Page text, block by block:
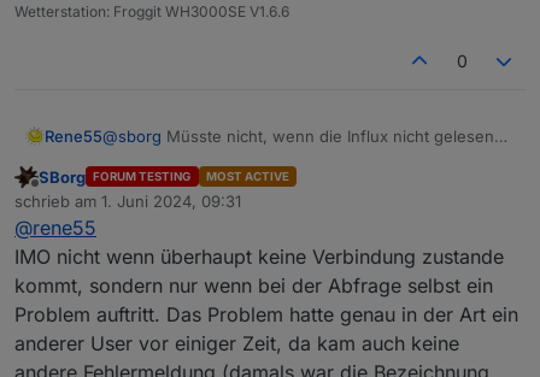
Wetterstation: Froggit WH3000SE V1.6.6
0
Rene55@sborg Müsste nicht, wenn die Influx nicht gelesen
Log erscheinen?
Offline
SBorg FORUM TESTING MOST ACTIVE
schrieb am 1. Juni 2024, 09:31
zuletzt editiert von
@rene55
IMO nicht wenn überhaupt keine Verbindung zustande
kommt, sondern nur wenn bei der Abfrage selbst ein
Problem auftritt. Das Problem hatte genau in der Art ein
anderer User vor einiger Zeit, da kam auch keine